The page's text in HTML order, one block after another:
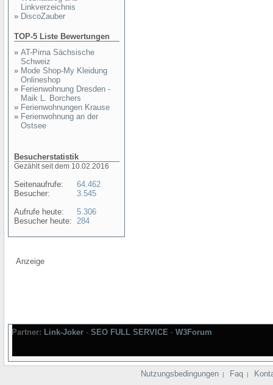
Linkverzeichnis
» DiscoZauber
TOP-5 Liste Bewertungen
» AT-Pirna Sächsische
Schweiz
» Mode Shop-My Kleidung
Onlineshop
» Ferienwohnung Dresden -
Maik L. Borchers
» Ferienwohnungen Krause
» Ferienwohnung an der
Ostsee
Besucherstatistik
Gezählt seit dem 10.02.2016
Seitenaufrufe:
Besucher:
Aufrufe heute:
Besucher heute:
64.462
3.545
5.306
284
Anzeige
Partner: Link-Joker - SEO FULL SERVICE - W3Forum
Nutzungsbedingungen | Faq |